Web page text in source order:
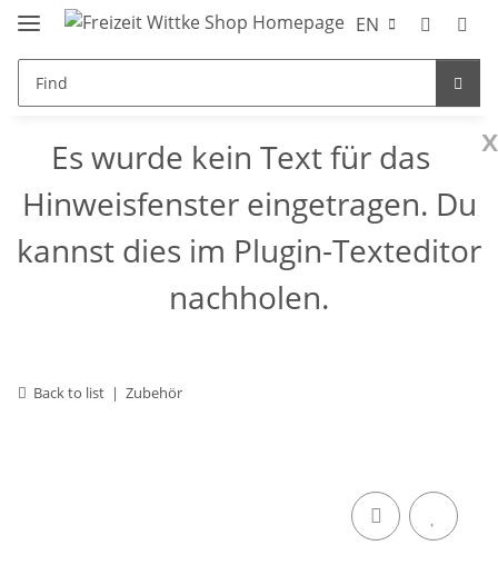
EN
x
Es wurde kein Text für das
Hinweisfenster eingetragen. Du
kannst dies im Plugin-Texteditor
nachholen.
Back to list Zubehör